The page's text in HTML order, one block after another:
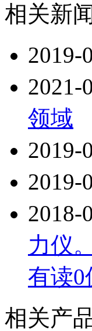
相关新
2019-
2021-
领域
2019-
2019-
2018-
力仪
有读0
相关产